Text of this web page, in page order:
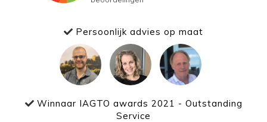
Persoonlijk advies op maat
Winnaar IAGTO awards 2021 - Outstanding
Service